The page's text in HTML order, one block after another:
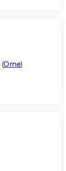
(Orne)